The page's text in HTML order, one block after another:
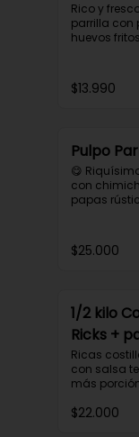
Rico y
parrilla con
huevos
$13.990
Pulpo
😋
con
papas
aprox.
$25.000
1/2 kilo
Ricks +
Ricas
con salsa
más
$22.000